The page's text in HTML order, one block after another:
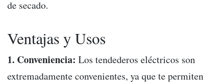
de secado.
Ventajas y Usos
1. Conveniencia: Los tendederos eléctricos son
extremadamente convenientes, ya que te permiten